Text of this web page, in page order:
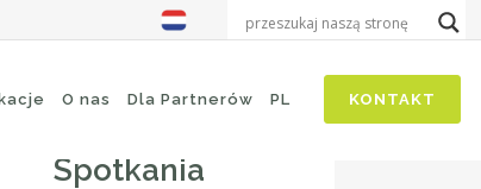
KONTAKT
O nas Dla Partnerów PL
Spotkania